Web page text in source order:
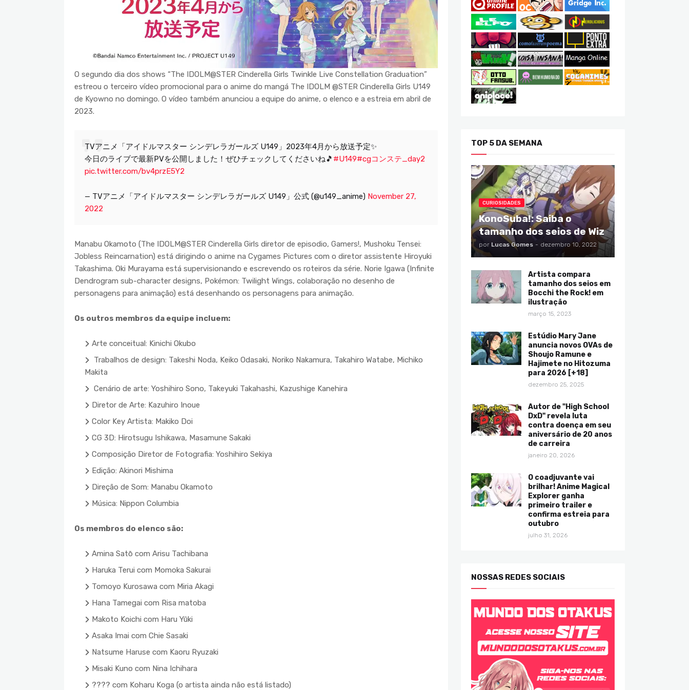
O segundo dia dos shows “The IDOLM@STER Cinderella Girls Twinkle Live Constellation Graduation”
estreou o terceiro vídeo promocional para o anime do mangá The IDOLM @STER Cinderella Girls U149
de Kyowno no domingo. O vídeo também anunciou a equipe do anime, o elenco e a estreia em abril de
2023.
TVアニメ「アイドルマスター シンデレラガールズ U149」2023年4月から放送予定✨
今日のライブで最新PVを公開しました！ぜひチェックしてくださいね🎵 #U149#cgコンステ_day2
pic.twitter.com/bv4przE5Y2
— TVアニメ「アイドルマスター シンデレラガールズ U149」公式 (@u149_anime) November 27,
2022
Manabu Okamoto (The IDOLM@STER Cinderella Girls diretor de episodio, Gamers!, Mushoku Tensei:
Jobless Reincarnation) está dirigindo o anime na Cygames Pictures com o diretor assistente Hiroyuki
Takashima. Oki Murayama está supervisionando e escrevendo os roteiros da série. Norie Igawa (Infinite
Dendrogram sub-character designs, Pokémon: Twilight Wings, colaboração no desenho de
personagens para animação) está desenhando os personagens para animação.
Os outros membros da equipe incluem:
Arte conceitual: Kinichi Okubo
Trabalhos de design: Takeshi Noda, Keiko Odasaki, Noriko Nakamura, Takahiro Watabe, Michiko
Makita
Cenário de arte: Yoshihiro Sono, Takeyuki Takahashi, Kazushige Kanehira
Diretor de Arte: Kazuhiro Inoue
Color Key Artista: Makiko Doi
CG 3D: Hirotsugu Ishikawa, Masamune Sakaki
Composição Diretor de Fotografia: Yoshihiro Sekiya
Edição: Akinori Mishima
Direção de Som: Manabu Okamoto
Música: Nippon Columbia
Os membros do elenco são:
Amina Satō com Arisu Tachibana
Haruka Terui com Momoka Sakurai
Tomoyo Kurosawa com Miria Akagi
Hana Tamegai com Risa matoba
Makoto Koichi com Haru Yūki
Asaka Imai com Chie Sasaki
Natsume Haruse com Kaoru Ryuzaki
Misaki Kuno com Nina Ichihara
???? com Koharu Koga (o artista ainda não está listado)
TOP 5 DA SEMANA
CURIOSIDADES
KonoSuba!: Saiba o
tamanho dos seios de Wiz
por Lucas Gomes - dezembro 10, 2022
Artista compara
tamanho dos seios em
Bocchi the Rock! em
ilustração
março 15, 2023
Estúdio Mary Jane
anuncia novos OVAs de
Shoujo Ramune e
Hajimete no Hitozuma
para 2026 [+18]
dezembro 25, 2025
Autor de "High School
DxD" revela luta
contra doença em seu
aniversário de 20 anos
de carreira
janeiro 20, 2026
O coadjuvante vai
brilhar! Anime Magical
Explorer ganha
primeiro trailer e
confirma estreia para
outubro
julho 31, 2026
NOSSAS REDES SOCIAIS